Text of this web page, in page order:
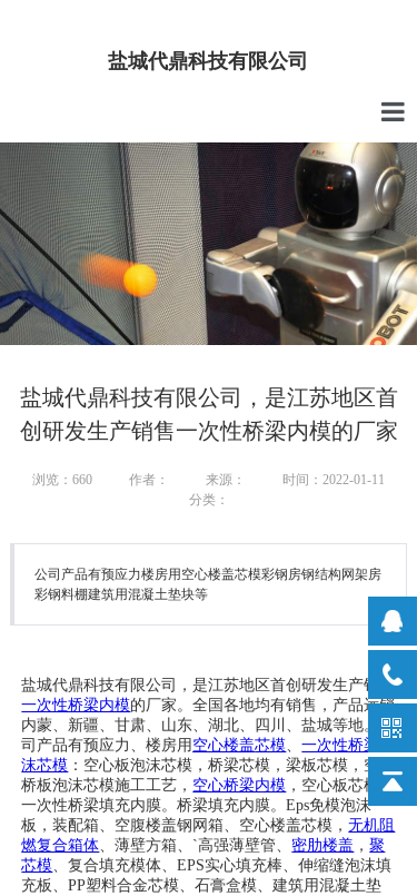
盐城代鼎科技有限公司
首页
公司介绍
产品中心
技术服务
新闻中心
盐城代鼎科技有限公司，是江苏地区首
创研发生产销售一次性桥梁内模的厂家
浏览：660 作者： 来源：
时间：2022-01-11
分类：
公司产品有预应力楼房用空心楼盖芯模彩钢房钢结构网架房
彩钢料棚建筑用混凝土垫块等
盐城代鼎科技有限公司，是江苏地区首创研发生产销售
一次性桥梁内模的厂家。全国各地均有销售，产品远销
内蒙、新疆、甘肃、山东、湖北、四川、盐城等地。公
司产品有预应力、楼房用 空心楼盖芯模、一次性桥梁泡
沫芯模 ：空心板泡沫芯模，桥梁芯模，梁板芯模，空心
桥板泡沫芯模施工工艺， 空心桥梁内模 ，空心板芯模,
一次性桥梁填充内膜。桥梁填充内膜。Eps免模泡沫
板，装配箱、空腹楼盖钢网箱、空心楼盖芯模，无机阻
燃复合箱体、薄壁方箱、`高强薄壁管、 密肋楼盖 ，聚
芯模、复合填充模体、EPS实心填充棒、伸缩缝泡沫填
充板、PP塑料合金芯模、石膏盒模、建筑用混凝土垫